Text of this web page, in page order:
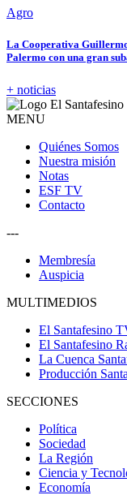
Agro
La Cooperativa
Palermo con una gran
+ noticias
MENU
Quiénes Somos
Nuestra misión
Notas
ESF TV
Contacto
---
Membresía
Auspicia
MULTIMEDIOS
El Santafesino
El Santafesino
La Cuenca
Producción
SECCIONES
Política
Sociedad
La Región
Ciencia y
Economía